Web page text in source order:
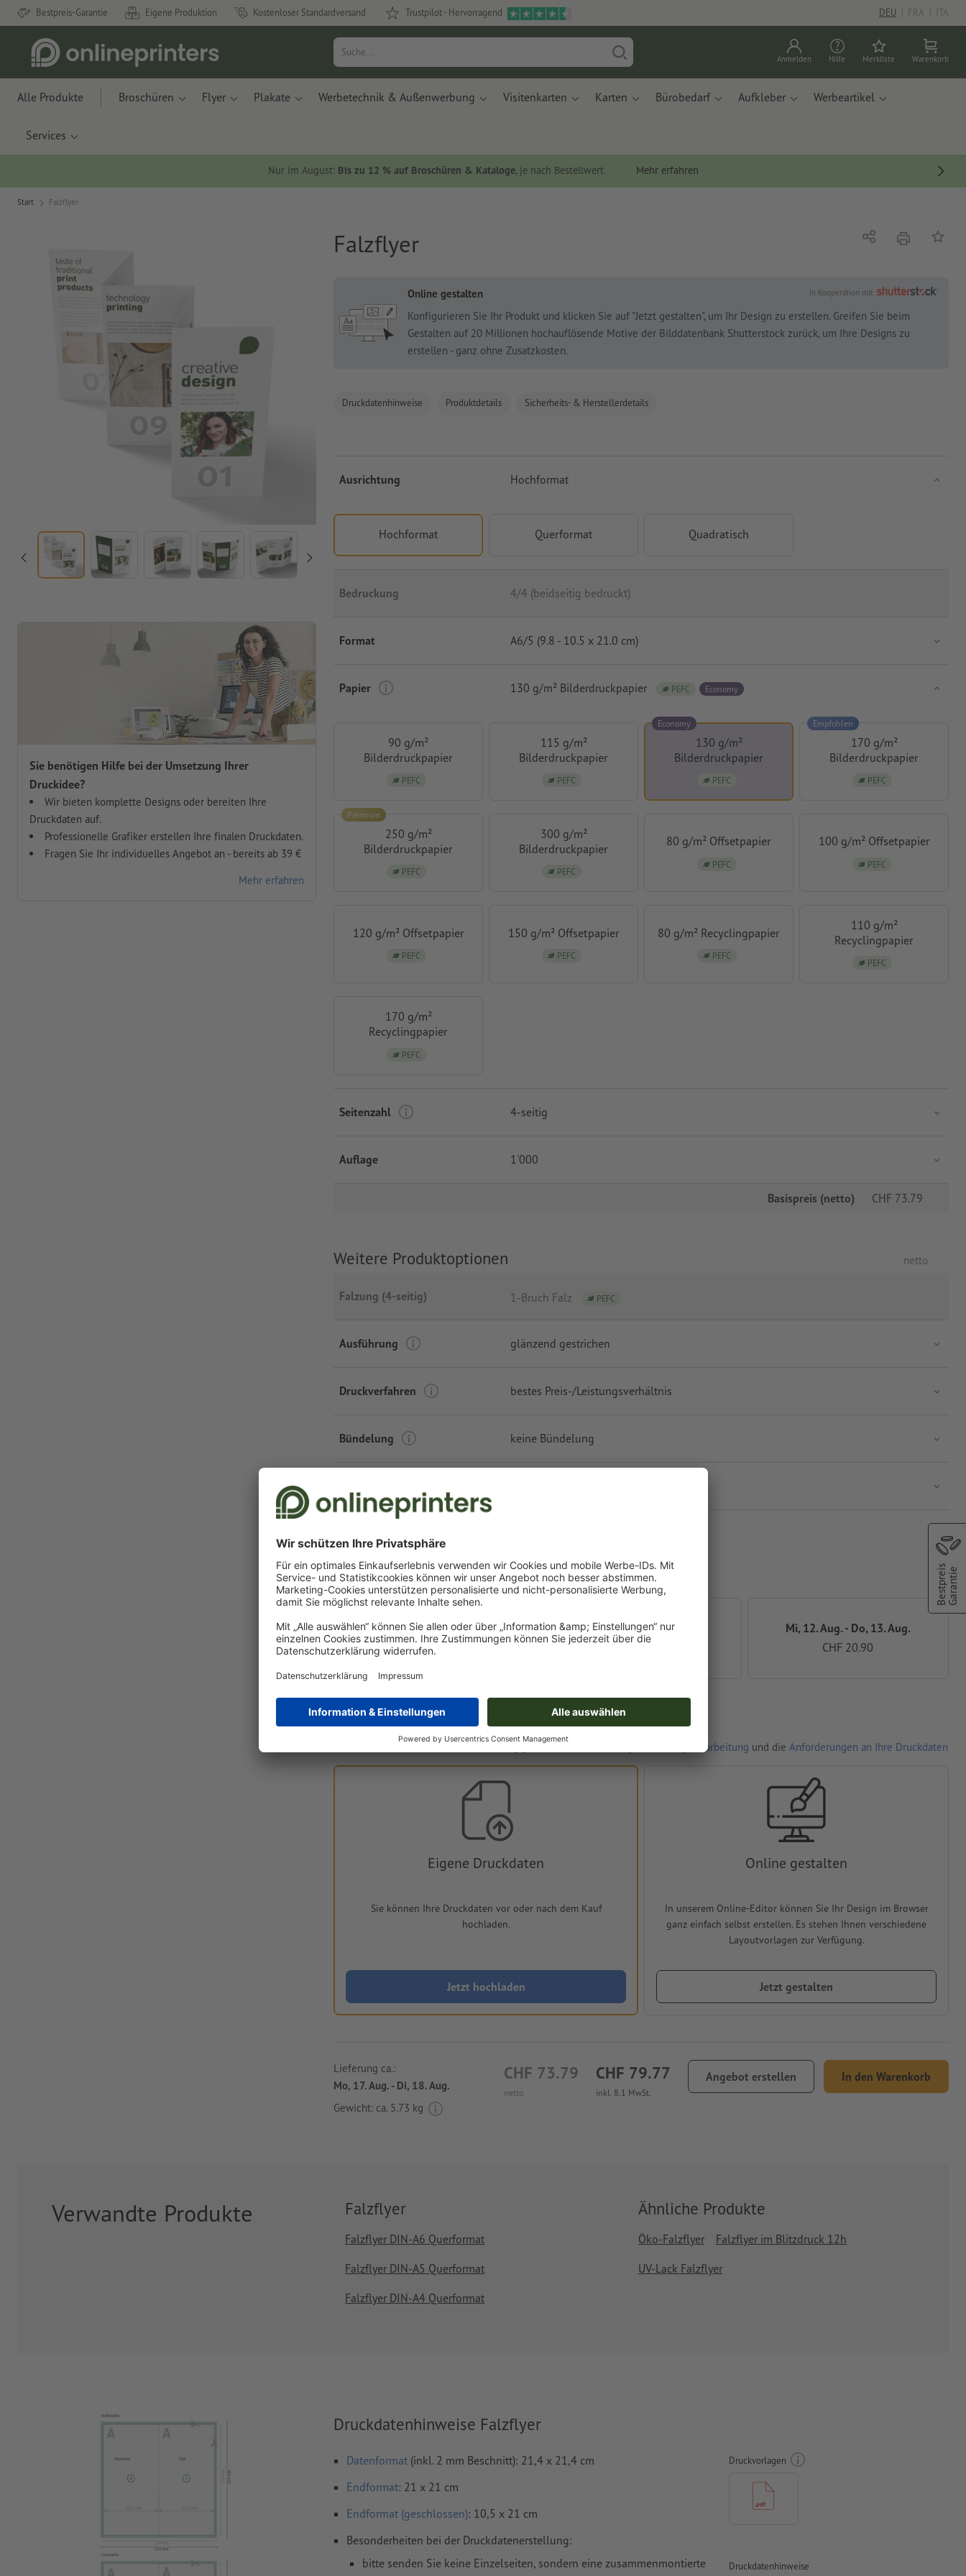
Bestpreis-Garantie Eigene Produktion Kostenloser Standardversand Trustpilot - Hervorragend DEU | FRA | ITA
Anmelden Hilfe Merkliste Warenkorb
Alle Produkte Broschüren Flyer Plakate Werbetechnik & Außenwerbung Visitenkarten Karten Bürobedarf Aufkleber Werbeartikel
Services
Nur im August: Bis zu 12 % auf Broschüren & Kataloge, je nach Bestellwert. Mehr erfahren
Start Falzflyer
Falzflyer
In Kooperation mit
Online gestalten
Konfigurieren Sie Ihr Produkt und klicken Sie auf "Jetzt gestalten", um Ihr Design zu erstellen. Greifen Sie beim
Gestalten auf 20 Millionen hochauflösende Motive der Bilddatenbank Shutterstock zurück, um Ihre Designs zu
erstellen - ganz ohne Zusatzkosten.
Sie benötigen Hilfe bei der Umsetzung Ihrer
Druckidee?
Wir bieten komplette Designs oder bereiten Ihre
Druckdaten auf.
Professionelle Grafiker erstellen Ihre finalen Druckdaten.
Fragen Sie Ihr individuelles Angebot an - bereits ab 39 €
Mehr erfahren
Druckdatenhinweise Produktdetails Sicherheits- & Herstellerdetails
Teilen DruckenAuf
Ausrichtung Hochformat
Hochformat Querformat Quadratisch
Bedruckung 4/4 (beidseitig bedruckt)
Format A6/5 (9.8 - 10.5 x 21.0 cm)
Papier 130 g/m² Bilderdruckpapier PEFC Economy
90 g/m²
Bilderdruckpapier
PEFC
115 g/m²
Bilderdruckpapier
PEFC
130 g/m²
Bilderdruckpapier
PEFC
Economy
170 g/m²
Bilderdruckpapier
PEFC
Empfohlen
250 g/m²
Bilderdruckpapier
PEFC
Premium
300 g/m²
Bilderdruckpapier
PEFC
80 g/m² Offsetpapier
PEFC
100 g/m² Offsetpapier
PEFC
120 g/m² Offsetpapier
PEFC
150 g/m² Offsetpapier
PEFC
80 g/m² Recyclingpapier
PEFC
110 g/m²
Recyclingpapier
PEFC
170 g/m²
Recyclingpapier
PEFC
Seitenzahl 4-seitig
Auflage 1'000
Basispreis (netto) CHF 73.79
Weitere Produktoptionen netto
Falzung (4-seitig) 1-Bruch Falz PEFC
Ausführung glänzend gestrichen
Druckverfahren bestes Preis-/Leistungsverhältnis
Bündelung keine Bündelung
Voraussichtliches Lieferdatum (Standardversand)
Druckdatenabgabe bis Montag 12:00 Uhr
Mo, 17. Aug. - Di, 18. Aug.
kostenlos
Do, 13. Aug. - Fr, 14. Aug.
CHF 14.90
Mi, 12. Aug. - Do, 13. Aug.
CHF 20.90
Druckdaten
Hinsichtlich der Druckdatenverarbeitung gelten die Vereinbarung zur Auftragsverarbeitung und die Anforderungen an Ihre Druckdaten
Eigene Druckdaten
Sie können Ihre Druckdaten vor oder nach dem Kauf
hochladen.
Jetzt hochladen
Online gestalten
In unserem Online-Editor können Sie Ihr Design im Browser
ganz einfach selbst erstellen. Es stehen Ihnen verschiedene
Layoutvorlagen zur Verfügung.
Jetzt gestalten
netto
CHF 73.79
inkl. 8.1 MwSt.
CHF 79.77 Angebot erstellen In den Warenkorb
Lieferung ca.:
Mo, 17. Aug. - Di, 18. Aug.
Gewicht: ca. 5.73 kg
Verwandte Produkte Falzflyer
Falzflyer DIN-A6 Querformat
Falzflyer DIN-A5 Querformat
Falzflyer DIN-A4 Querformat
Ähnliche Produkte
Öko-Falzflyer Falzflyer im Blitzdruck 12h
UV-Lack Falzflyer
Druckdatenhinweise Falzflyer
Datenformat (inkl. 2 mm Beschnitt): 21,4 x 21,4 cm
Endformat: 21 x 21 cm
Endformat (geschlossen): 10,5 x 21 cm
Besonderheiten bei der Druckdatenerstellung:
bitte senden Sie keine Einzelseiten, sondern eine zusammenmontierte
Druckvorlagen
Druckdatenhinweise
BestpreisGarantie